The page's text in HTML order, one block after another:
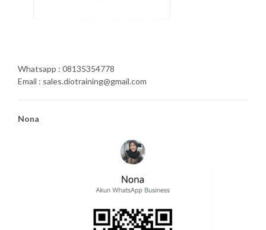
Whatsapp : 08135354778
Email : sales.diotraining@gmail.com
Nona